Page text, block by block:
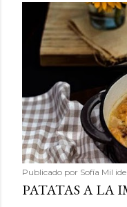
Publicado por Sofía Mil
PATATAS A LA